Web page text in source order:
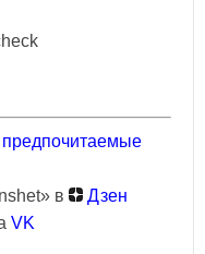
предпочитаемые
в
Дзен
VK